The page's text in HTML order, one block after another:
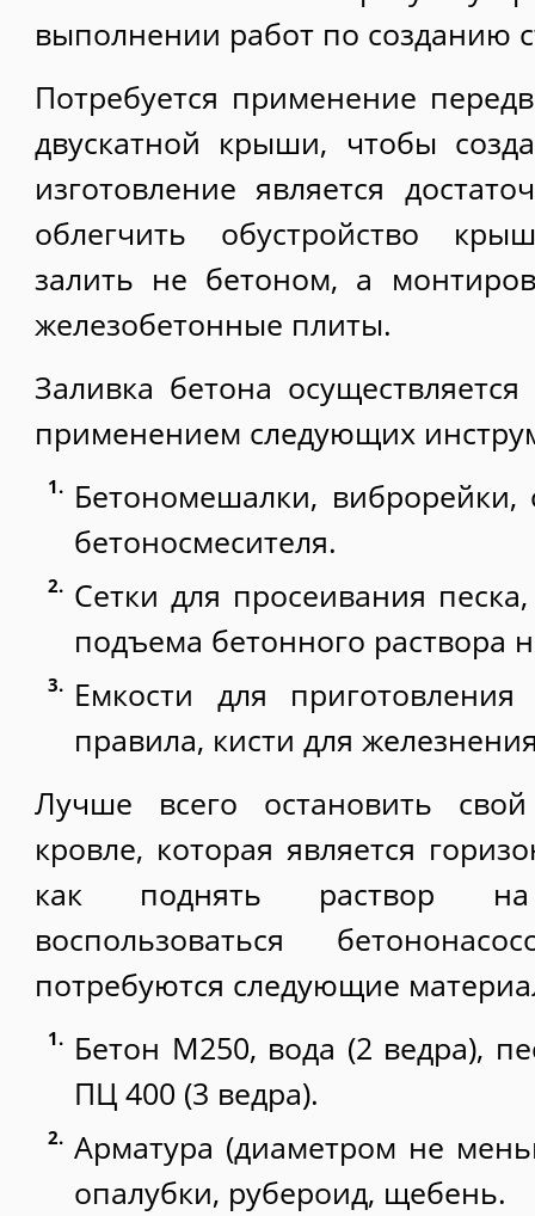
выполнении работ по созданию
Потребуется применение
двускатной крыши, чтобы
изготовление является
облегчить обустройство
залить не бетоном, а
железобетонные плиты.
Заливка бетона
применением следующих
Бетономешалки, виброрейки,
бетоносмесителя.
Сетки для просеивания
подъема бетонного раствора
Емкости для
правила, кисти для
Лучше всего остановить
кровле, которая является
как поднять раствор
воспользоваться
потребуются следующие
Бетон М250, вода (2 ведра),
ПЦ 400 (3 ведра).
Арматура (диаметром не
опалубки, рубероид, щебень.